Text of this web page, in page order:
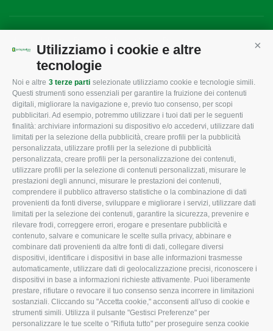
Utilizziamo i cookie e altre
tecnologie
Noi e altre 3 terze parti selezionate utilizziamo cookie e tecnologie simili.
Questi strumenti sono essenziali per garantire la fruizione dei contenuti
digitali, migliorare la navigazione e, previo tuo consenso, per scopi
pubblicitari. Ad esempio, potremmo utilizzare i tuoi dati per le seguenti
finalità: archiviare informazioni su dispositivo e/o accedervi, utilizzare dati
limitati per la selezione della pubblicità, creare profili per la pubblicità
personalizzata, utilizzare profili per la selezione di pubblicità
personalizzata, creare profili per la personalizzazione dei contenuti,
utilizzare profili per la selezione di contenuti personalizzati, misurare le
prestazioni degli annunci, misurare le prestazioni dei contenuti,
comprendere il pubblico attraverso statistiche o la combinazione di dati
provenienti da fonti diverse, sviluppare e migliorare i servizi, utilizzare dati
limitati per la selezione dei contenuti, garantire la sicurezza, prevenire e
rilevare frodi, correggere errori, erogare e presentare pubblicità e
contenuto, salvare e comunicare le scelte sulla privacy, abbinare e
combinare dati provenienti da altre fonti di dati, collegare diversi
dispositivi, identificare i dispositivi in base alle informazioni trasmesse
automaticamente, utilizzare dati di geolocalizzazione precisi, riconoscere i
dispositivi in base a informazioni richieste attivamente. Puoi liberamente
prestare, rifiutare o revocare il tuo consenso senza incorrere in limitazioni
sostanziali. Cliccando su "Accetta cookie," acconsenti all'uso di cookie e
strumenti simili. Utilizza il pulsante "Gestisci Preferenze" per
personalizzare le tue scelte o "Rifiuta tutto" per proseguire senza cookie
CONFAGRICOLTURA
ROVIGO
L'Associazione
Missione e Progetto
Organigramma aziendale
I Nostri Servizi
Uffici della Sede
provinciale
Le Sedi di Zona
Agricoltori S.r.l.
Whistleblowing
Confagricoltura Rovigo e
Agricoltori srl
CONFAGRICOLTURA
INFORMA
Tecnico
Fiscale
Lavoro
Ambiente
Associazione
CONFAGRICOLTURA
ATTIVA
Notizie in evidenza
Eventi
Comunicati Stampa
Video